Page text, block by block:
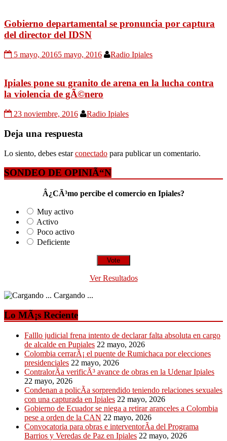
Gobierno departamental se pronuncia por captura
del director del IDSN
5 mayo, 20165 mayo, 2016 Radio Ipiales
Ipiales pone su granito de arena en la lucha contra
la violencia de gÃ©nero
23 noviembre, 2016 Radio Ipiales
Deja una respuesta
Lo siento, debes estarconectado para publicar un comentario.
SONDEO DE OPINIÃ“N
Â¿CÃ³mo percibe el comercio en Ipiales?
Muy activo
Activo
Poco activo
Deficiente
Ver Resultados
Cargando ...
Lo MÃ¡s Reciente
Falllo judicial frena intento de declarar falta absoluta en cargo
de alcalde en Pupiales 22 mayo, 2026
Colombia cerrarÃ¡ el puente de Rumichaca por elecciones
presidenciales 22 mayo, 2026
ContralorÃ­a verificÃ³ avance de obras en la Udenar Ipiales
22 mayo, 2026
Condenan a policÃ­a sorprendido teniendo relaciones sexuales
con una capturada en Ipiales 22 mayo, 2026
Gobierno de Ecuador se niega a retirar aranceles a Colombia
pese a orden de la CAN 22 mayo, 2026
Convocatoria para obras e interventorÃ­a del Programa
Barrios y Veredas de Paz en Ipiales 22 mayo, 2026